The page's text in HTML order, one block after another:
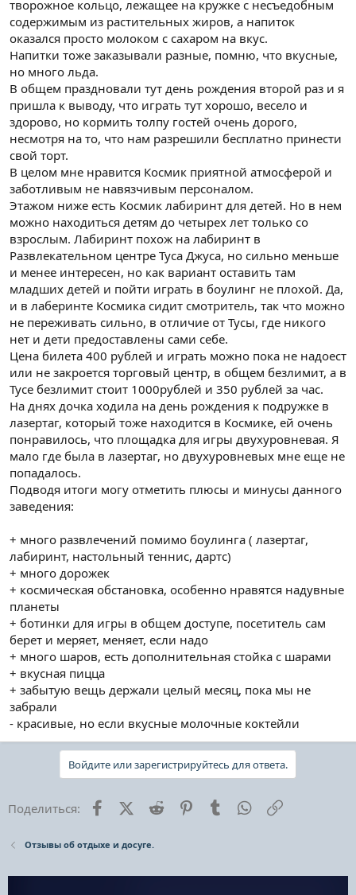
творожное кольцо, лежащее на кружке с несъедобным
содержимым из растительных жиров, а напиток
оказался просто молоком с сахаром на вкус.
Напитки тоже заказывали разные, помню, что вкусные,
но много льда.
В общем праздновали тут день рождения второй раз и я
пришла к выводу, что играть тут хорошо, весело и
здорово, но кормить толпу гостей очень дорого,
несмотря на то, что нам разрешили бесплатно принести
свой торт.
В целом мне нравится Космик приятной атмосферой и
заботливым не навязчивым персоналом.
Этажом ниже есть Космик лабиринт для детей. Но в нем
можно находиться детям до четырех лет только со
взрослым. Лабиринт похож на лабиринт в
Развлекательном центре Туса Джуса, но сильно меньше
и менее интересен, но как вариант оставить там
младших детей и пойти играть в боулинг не плохой. Да,
и в лаберинте Космика сидит смотритель, так что можно
не переживать сильно, в отличие от Тусы, где никого
нет и дети предоставлены сами себе.
Цена билета 400 рублей и играть можно пока не надоест
или не закроется торговый центр, в общем безлимит, а в
Тусе безлимит стоит 1000рублей и 350 рублей за час.
На днях дочка ходила на день рождения к подружке в
лазертаг, который тоже находится в Космике, ей очень
понравилось, что площадка для игры двухуровневая. Я
мало где была в лазертаг, но двухуровневых мне еще не
попадалось.
Подводя итоги могу отметить плюсы и минусы данного
заведения:
+ много развлечений помимо боулинга ( лазертаг,
лабиринт, настольный теннис, дартс)
+ много дорожек
+ космическая обстановка, особенно нравятся надувные
планеты
+ ботинки для игры в общем доступе, посетитель сам
берет и меряет, меняет, если надо
+ много шаров, есть дополнительная стойка с шарами
+ вкусная пицца
+ забытую вещь держали целый месяц, пока мы не
забрали
- красивые, но если вкусные молочные коктейли
Войдите или зарегистрируйтесь для ответа.
Поделиться: FacebookX (Twitter)
Reddit PinterestTumblr WhatsApp
Отзывы об отдыхе и досуге.